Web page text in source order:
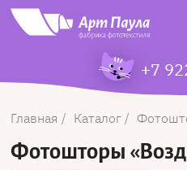
+7
Главная Каталог
Фотошторы